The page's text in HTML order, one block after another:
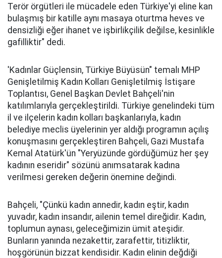
Terör örgütleri ile mücadele eden Türkiye'yi eline kan
bulaşmış bir katille aynı masaya oturtma heves ve
densizliği eğer ihanet ve işbirlikçilik değilse, kesinlikle
gafilliktir" dedi.
'Kadınlar Güçlensin, Türkiye Büyüsün" temalı MHP
Genişletilmiş Kadın Kolları Genişletilmiş İstişare
Toplantısı, Genel Başkan Devlet Bahçeli'nin
katılımlarıyla gerçekleştirildi. Türkiye genelindeki tüm
il ve ilçelerin kadın kolları başkanlarıyla, kadın
belediye meclis üyelerinin yer aldığı programın açılış
konuşmasını gerçekleştiren Bahçeli, Gazi Mustafa
Kemal Atatürk'ün "Yeryüzünde gördüğümüz her şey
kadının eseridir" sözünü anımsatarak kadına
verilmesi gereken değerin önemine değindi.
Bahçeli, "Çünkü kadın annedir, kadın eştir, kadın
yuvadır, kadın insandır, ailenin temel direğidir. Kadın,
toplumun aynası, geleceğimizin ümit ateşidir.
Bunların yanında nezakettir, zarafettir, titizliktir,
hoşgörünün bizzat kendisidir. Kadın elinin değdiği